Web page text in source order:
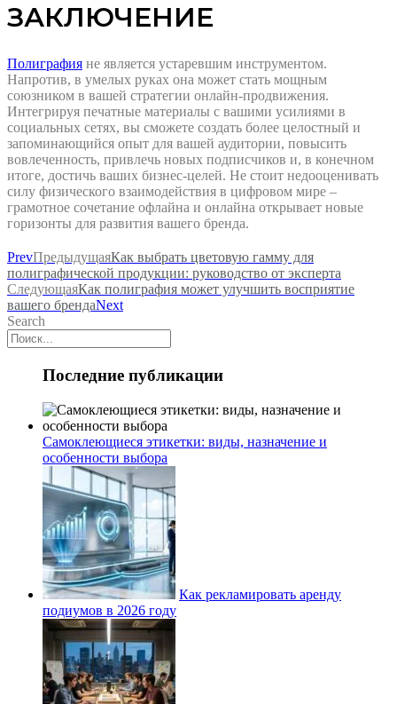
ЗАКЛЮЧЕНИЕ
Полиграфия не является устаревшим инструментом.
Напротив, в умелых руках она может стать мощным
союзником в вашей стратегии онлайн-продвижения.
Интегрируя печатные материалы с вашими усилиями в
социальных сетях, вы сможете создать более целостный и
запоминающийся опыт для вашей аудитории, повысить
вовлеченность, привлечь новых подписчиков и, в конечном
итоге, достичь ваших бизнес-целей. Не стоит недооценивать
силу физического взаимодействия в цифровом мире –
грамотное сочетание офлайна и онлайна открывает новые
горизонты для развития вашего бренда.
PrevПредыдущаяКак выбрать цветовую гамму для
полиграфической продукции: руководство от эксперта
СледующаяКак полиграфия может улучшить восприятие
вашего брендаNext
Search
Последние публикации
Самоклеющиеся этикетки: виды, назначение и
особенности выбора
Как рекламировать аренду
подиумов в 2026 году